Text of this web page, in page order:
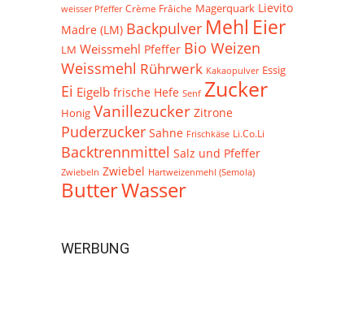
weisser Pfeffer Crème Frâiche Magerquark Lievito
Madre (LM) Backpulver Mehl Eier
LM Weissmehl Pfeffer Bio Weizen
Weissmehl Rührwerk Kakaopulver Essig
Ei Eigelb frische Hefe Senf Zucker
Honig Vanillezucker Zitrone
Puderzucker Sahne Frischkäse Li.Co.Li
Backtrennmittel Salz und Pfeffer
Zwiebeln Zwiebel Hartweizenmehl (Semola)
ButterWasser
WERBUNG